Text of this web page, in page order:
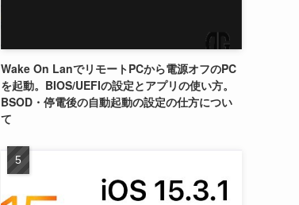
Wake On LanでリモートPCから電源オフのPC
を起動。BIOS/UEFIの設定とアプリの使い方。
BSOD・停電後の自動起動の設定の仕方につい
て